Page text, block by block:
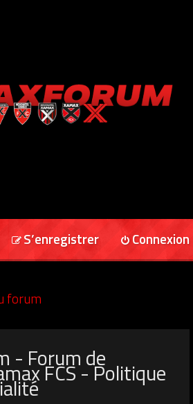
Connexion
S’enregistrer
forum
- Forum de
FCS - Politique